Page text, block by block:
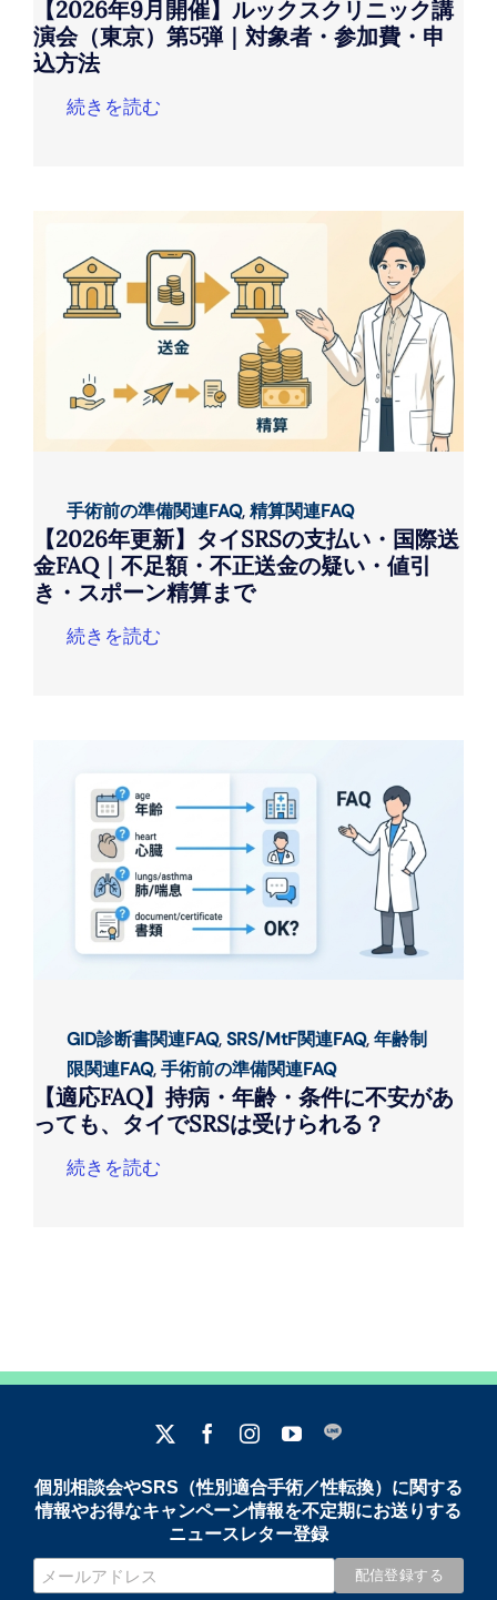
【2026年9月開催】ルックスクリニック講
演会（東京）第5弾｜対象者・参加費・申
込方法
続きを読む
手術前の準備関連FAQ,精算関連FAQ
【2026年更新】タイSRSの支払い・国際送
金FAQ｜不足額・不正送金の疑い・値引
き・スポーン精算まで
続きを読む
GID診断書関連FAQ,SRS/MtF関連FAQ,年齢制
限関連FAQ,手術前の準備関連FAQ
【適応FAQ】持病・年齢・条件に不安があ
っても、タイでSRSは受けられる？
続きを読む
個別相談会やSRS（性別適合手術／性転換）に関する
情報やお得なキャンペーン情報を不定期にお送りする
ニュースレター登録